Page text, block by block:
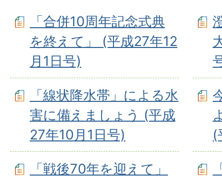
「合併10周年記念式典
を終えて」 (平成27年12
月1日号)
「線状降水帯」による水
害に備えましょう (平成
27年10月1日号)
(
「戦後70年を迎えて」